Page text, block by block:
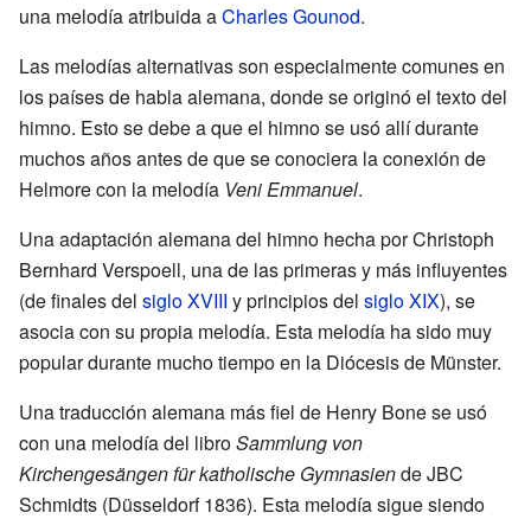
una melodía atribuida aCharles Gounod.
Las melodías alternativas son especialmente comunes en
los países de habla alemana, donde se originó el texto del
himno. Esto se debe a que el himno se usó allí durante
muchos años antes de que se conociera la conexión de
Helmore con la melodía Veni Emmanuel.
Una adaptación alemana del himno hecha por Christoph
Bernhard Verspoell, una de las primeras y más influyentes
(de finales del siglo XVIII y principios del siglo XIX), se
asocia con su propia melodía. Esta melodía ha sido muy
popular durante mucho tiempo en la Diócesis de Münster.
Una traducción alemana más fiel de Henry Bone se usó
con una melodía del libroSammlung von
Kirchengesängen für katholische Gymnasiende JBC
Schmidts (Düsseldorf 1836). Esta melodía sigue siendo